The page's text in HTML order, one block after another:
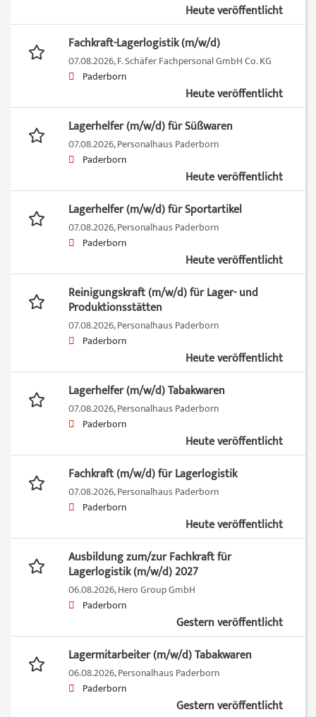
Heute veröffentlicht
Fachkraft-Lagerlogistik (m/w/d)
07.08.2026,F. Schäfer Fachpersonal GmbH Co. KG
Paderborn
Heute veröffentlicht
Lagerhelfer (m/w/d) für Süßwaren
07.08.2026,Personalhaus Paderborn
Paderborn
Heute veröffentlicht
Lagerhelfer (m/w/d) für Sportartikel
07.08.2026,Personalhaus Paderborn
Paderborn
Heute veröffentlicht
Reinigungskraft (m/w/d) für Lager- und
Produktionsstätten
07.08.2026,Personalhaus Paderborn
Paderborn
Heute veröffentlicht
Lagerhelfer (m/w/d) Tabakwaren
07.08.2026,Personalhaus Paderborn
Paderborn
Heute veröffentlicht
Fachkraft (m/w/d) für Lagerlogistik
07.08.2026,Personalhaus Paderborn
Paderborn
Heute veröffentlicht
Ausbildung zum/zur Fachkraft für
Lagerlogistik (m/w/d) 2027
06.08.2026,Hero Group GmbH
Paderborn
Gestern veröffentlicht
Lagermitarbeiter (m/w/d) Tabakwaren
06.08.2026,Personalhaus Paderborn
Paderborn
Gestern veröffentlicht